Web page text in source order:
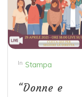
In Stampa
“Donne e